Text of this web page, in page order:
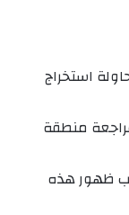
استخراج
منطقة
ظهور هذه